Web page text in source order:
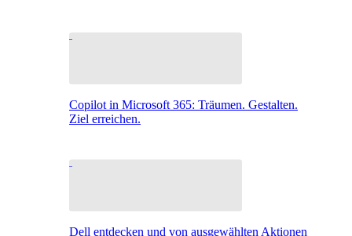
Copilot in Microsoft 365: Träumen. Gestalten.
Ziel erreichen.
Dell entdecken und von ausgewählten Aktionen